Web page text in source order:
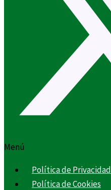
Menú
Política de Privacidad
Política de Cookies